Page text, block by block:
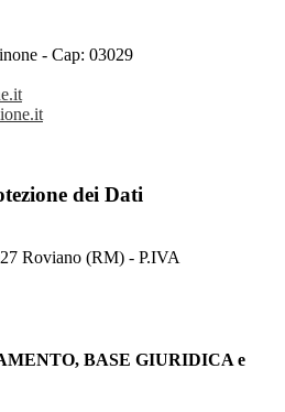
- Cap: 03029
dei Dati
Roviano (RM) - P.IVA
BASE GIURIDICA e